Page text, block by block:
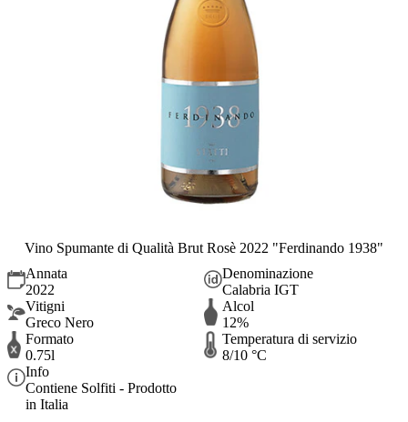
Vino Spumante di Qualità Brut Rosè 2022 "Ferdinando 1938"
Annata
2022
Denominazione
Calabria IGT
Vitigni
Greco Nero
Alcol
12%
Formato
0.75l
Temperatura di servizio
8/10 °C
Info
Contiene Solfiti - Prodotto
in Italia